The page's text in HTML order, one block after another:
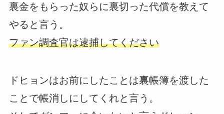
裏金をもらった奴らに裏切った代償を教えて
やると言う。
ファン調査官は逮捕してください
ドヒョンはお前にしたことは裏帳簿を渡した
ことで帳消しにしてくれと言う。